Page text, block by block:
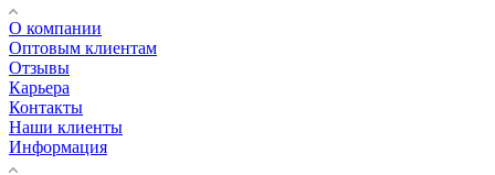
О компании
Оптовым клиентам
Отзывы
Карьера
Контакты
Наши клиенты
Информация